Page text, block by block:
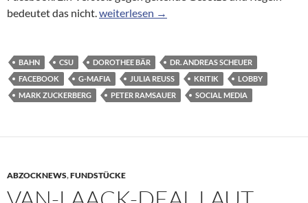
bedeutet das nicht.Karriere mit „Geschmäckle“: Bärs
weiterlesen →
BAHN CSU DOROTHEE BÄR
DR. ANDREAS SCHEUER
FACEBOOK
G-MAFIA JULIA REUSS KRITIK
LOBBY
MARK ZUCKERBERG
PETER RAMSAUER SOCIAL MEDIA
ABZOCKNEWS,FUNDSTÜCKE